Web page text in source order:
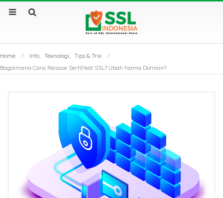
Home Info, Teknologi, Tips & Trik
Bagaimana Cara Reissue Sertifikat SSL? Ubah Nama Domain?
Sertifikat SSL Masa
Berlaku Singkat: Dampak
dan Solusinya
SSL Certificate
Apa Saja
Utamanya?